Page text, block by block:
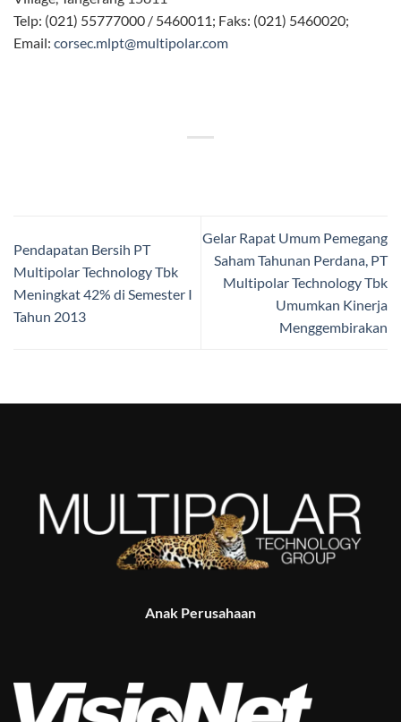
Telp: (021) 55777000 / 5460011; Faks: (021) 5460020;
Email: corsec.mlpt@multipolar.com
Pendapatan Bersih PT
Multipolar Technology Tbk
Meningkat 42% di Semester I
Tahun 2013
Gelar Rapat Umum Pemegang
Saham Tahunan Perdana, PT
Multipolar Technology Tbk
Umumkan Kinerja
Menggembirakan
Anak Perusahaan